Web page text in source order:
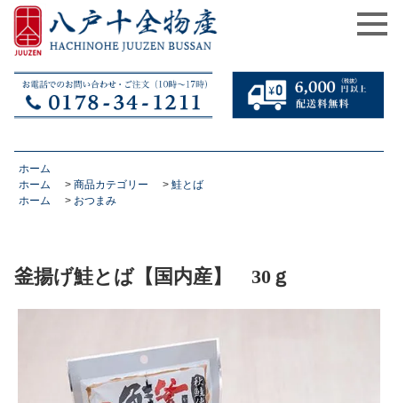
ホーム
ホーム
> 商品カテゴリー > 鮭とば
ホーム
> おつまみ
釜揚げ鮭とば【国内産】 30ｇ